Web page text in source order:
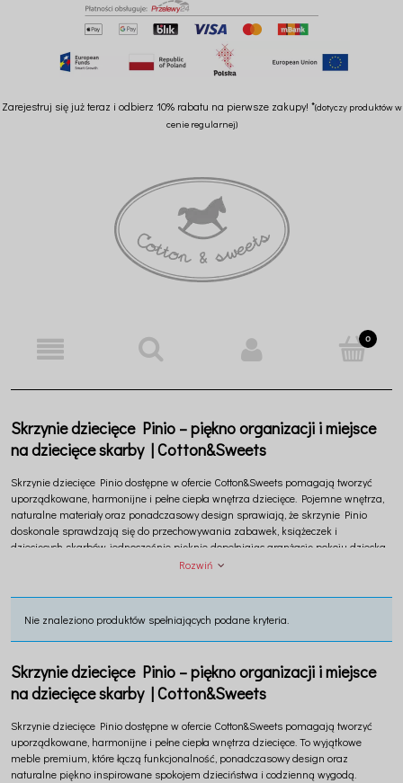
Zarejestruj się już teraz i odbierz 10% rabatu na pierwsze zakupy! *(dotyczy produktów w
cenie regularnej)
Skrzynie dziecięce Pinio – piękno organizacji i miejsce
na dziecięce skarby | Cotton&Sweets
Skrzynie dziecięce Piniodostępne w ofercie Cotton&Sweets pomagają tworzyć
uporządkowane, harmonijne i pełne ciepła wnętrza dziecięce. Pojemne wnętrza,
naturalne materiały oraz ponadczasowy design sprawiają, że skrzynie Pinio
doskonale sprawdzają się do przechowywania zabawek, książeczek i
dziecięcych skarbów, jednocześnie pięknie dopełniając aranżację pokoju dziecka.
To wyjątkowe meble premium inspirowane spokojem dzieciństwa, naturą i
Rozwiń
Nie znaleziono produktów spełniających podane kryteria.
Skrzynie dziecięce Pinio – piękno organizacji i miejsce
na dziecięce skarby | Cotton&Sweets
Skrzynie dziecięce Piniodostępne w ofercie Cotton&Sweets pomagają tworzyć
uporządkowane, harmonijne i pełne ciepła wnętrza dziecięce. To wyjątkowe
meble premium, które łączą funkcjonalność, ponadczasowy design oraz
naturalne piękno inspirowane spokojem dzieciństwa i codzienną wygodą.